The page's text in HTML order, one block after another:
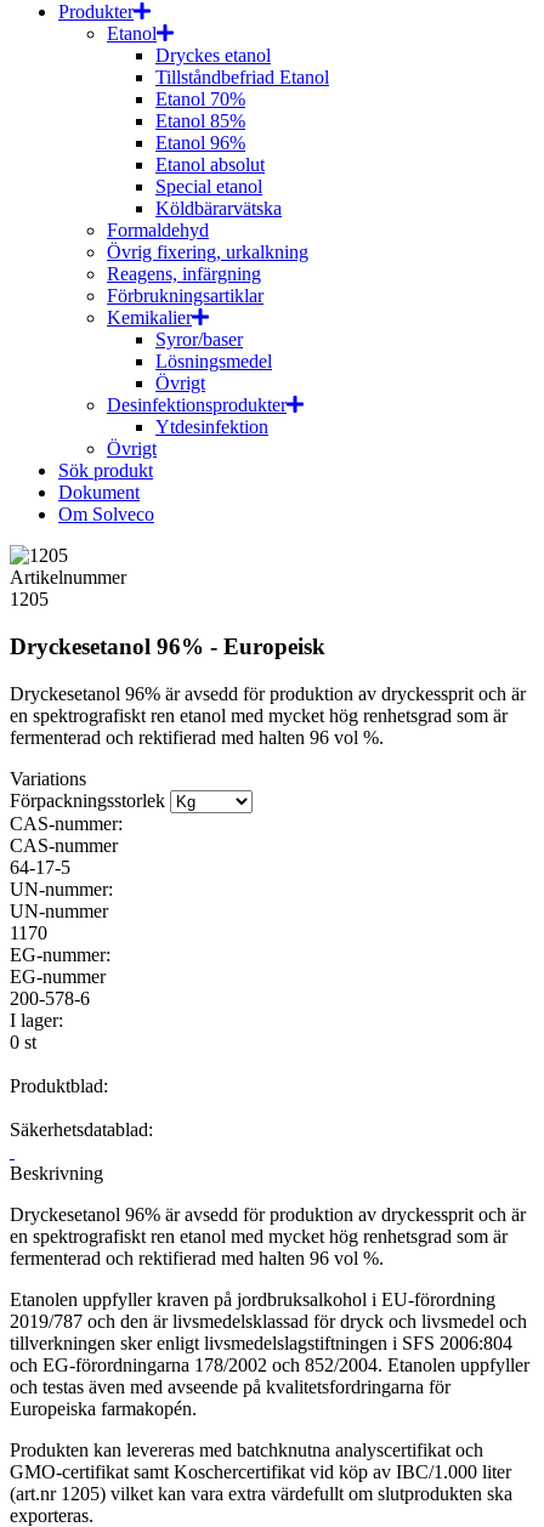
Produkter
Etanol
Dryckes etanol
Tillståndbefriad Etanol
Etanol 70%
Etanol 85%
Etanol 96%
Etanol absolut
Special etanol
Köldbärarvätska
Formaldehyd
Övrig fixering, urkalkning
Reagens, infärgning
Förbrukningsartiklar
Kemikalier
Syror/baser
Lösningsmedel
Övrigt
Desinfektionsprodukter
Ytdesinfektion
Övrigt
Sök produkt
Dokument
Om Solveco
Artikelnummer
1205
Dryckesetanol 96% - Europeisk
Dryckesetanol 96% är avsedd för produktion av dryckessprit och är
en spektrografiskt ren etanol med mycket hög renhetsgrad som är
fermenterad och rektifierad med halten 96 vol %.
Variations
Förpackningsstorlek
CAS-nummer:
CAS-nummer
64-17-5
UN-nummer:
UN-nummer
1170
EG-nummer:
EG-nummer
200-578-6
I lager:
0 st
Produktblad:
Säkerhetsdatablad:
Beskrivning
Dryckesetanol 96% är avsedd för produktion av dryckessprit och är
en spektrografiskt ren etanol med mycket hög renhetsgrad som är
fermenterad och rektifierad med halten 96 vol %.
Etanolen uppfyller kraven på jordbruksalkohol i EU-förordning
2019/787 och den är livsmedelsklassad för dryck och livsmedel och
tillverkningen sker enligt livsmedelslagstiftningen i SFS 2006:804
och EG-förordningarna 178/2002 och 852/2004. Etanolen uppfyller
och testas även med avseende på kvalitetsfordringarna för
Europeiska farmakopén.
Produkten kan levereras med batchknutna analyscertifikat och
GMO-certifikat samt Koschercertifikat vid köp av IBC/1.000 liter
(art.nr 1205) vilket kan vara extra värdefullt om slutprodukten ska
exporteras.